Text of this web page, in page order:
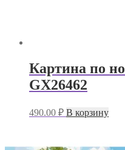
Картина по
GX26462
490.00 ₽ В корзину